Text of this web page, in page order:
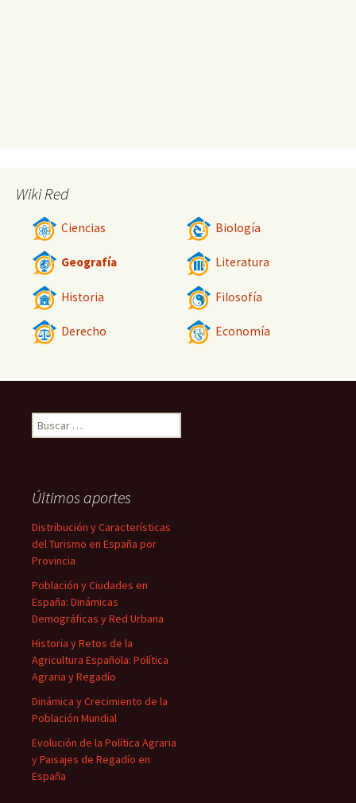
Wiki Red
Ciencias Biología
Geografía Literatura
Historia Filosofía
Derecho Economía
Buscar:
Últimos aportes
Distribución y Características
del Turismo en España por
Provincia
Población y Ciudades en
España: Dinámicas
Demográficas y Red Urbana
Historia y Retos de la
Agricultura Española: Política
Agraria y Regadío
Dinámica y Crecimiento de la
Población Mundial
Evolución de la Política Agraria
y Paisajes de Regadío en
España